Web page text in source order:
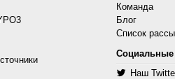
Команда
Блог
Список
Социальные
Наш